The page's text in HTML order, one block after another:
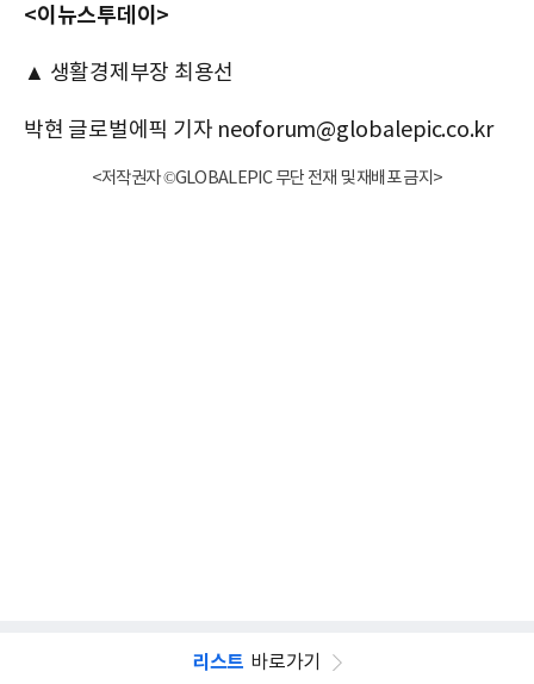
<이뉴스투데이>
▲ 생활경제부장 최용선
박현 글로벌에픽 기자 neoforum@globalepic.co.kr
<저작권자 ©GLOBALEPIC 무단 전재 및 재배포 금지>
리스트 바로가기